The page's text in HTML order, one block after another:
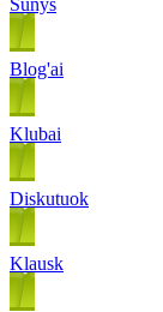
Šunys
Blog'ai
Klubai
Diskutuok
Klausk